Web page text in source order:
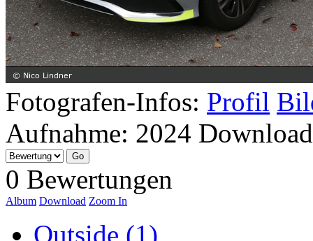
Fotografen-Infos: Profil
Aufnahme: 2024
0 Bewertungen
Album Download Zoom In
Outside (1)